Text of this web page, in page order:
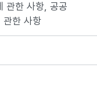
관한 사항, 공공
관한 사항